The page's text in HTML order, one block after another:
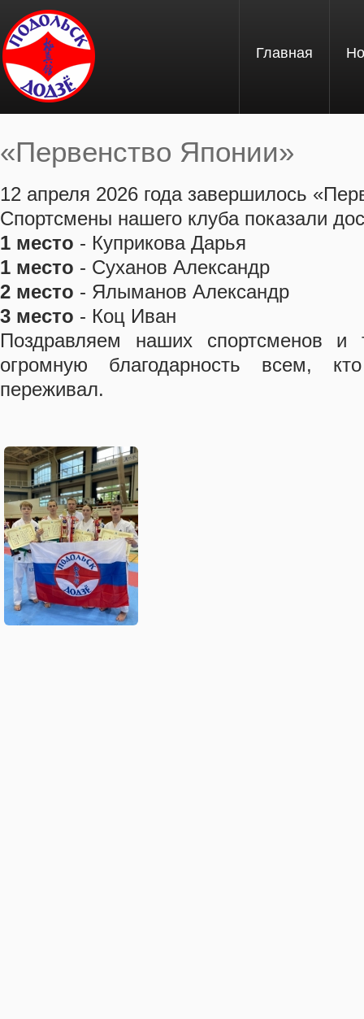
Перейти к основному содержанию
Главная
«Первенство Японии»
Вы здесь
12 апреля 2026 года завершилось
Спортсмены нашего клуба показали
1 место - Куприкова Дарья
1 место - Суханов Александр
2 место - Ялыманов Александр
3 место - Коц Иван
Поздравляем наших спортсменов и
огромную благодарность всем,
переживал.